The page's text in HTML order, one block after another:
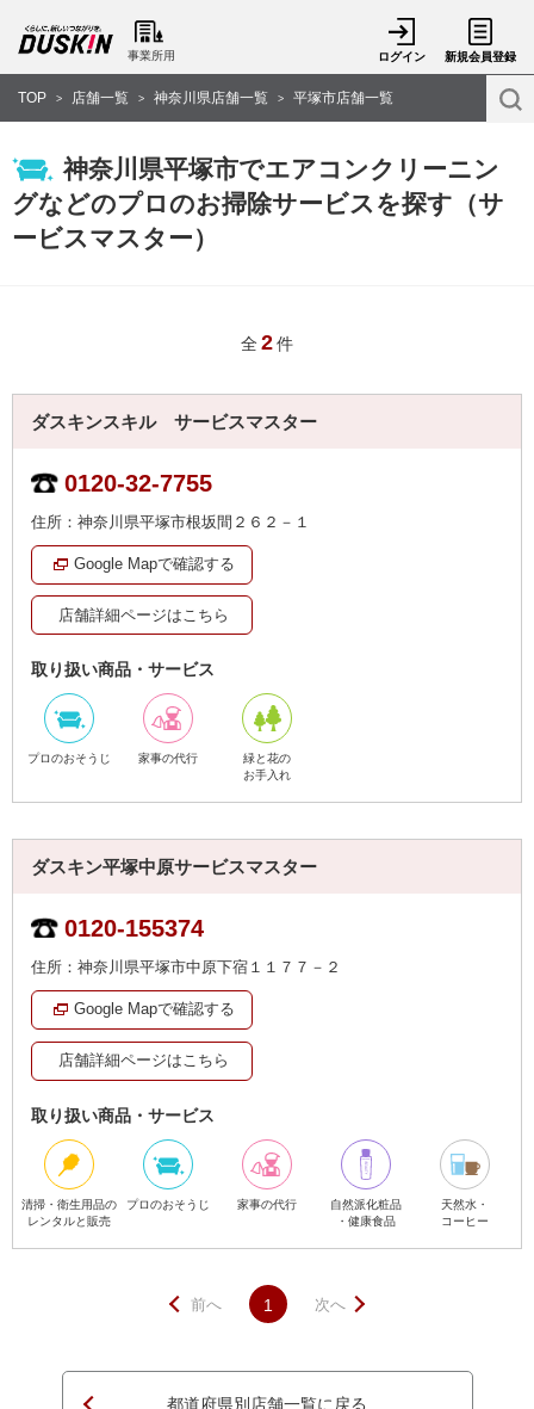
事業所用 ログイン 新規会員登録
TOP > 店舗一覧 > 神奈川県店舗一覧 > 平塚市店舗一覧
神奈川県平塚市でエアコンクリーニン
グなどのプロのお掃除サービスを探す（サ
ービスマスター）
全2件
ダスキンスキル サービスマスター
0120-32-7755
住所：神奈川県平塚市根坂間２６２－１
Google Mapで確認する
店舗詳細ページはこちら
取り扱い商品・サービス
プロのおそうじ 家事の代行
緑と花の
お手入れ
ダスキン平塚中原サービスマスター
0120-155374
住所：神奈川県平塚市中原下宿１１７７－２
Google Mapで確認する
店舗詳細ページはこちら
取り扱い商品・サービス
清掃・衛生用品の
レンタルと販売
プロのおそうじ 家事の代行
自然派化粧品
・健康食品
天然水・
コーヒー
前へ 1 次へ
都道府県別店舗一覧に戻る